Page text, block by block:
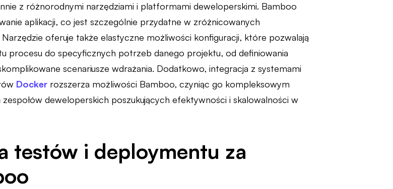
z różnorodnymi narzędziami i platformami deweloperskimi. Bamboo
aplikacji, co jest szczególnie przydatne w zróżnicowanych
oferuje także elastyczne możliwości konfiguracji, które pozwalają
procesu do specyficznych potrzeb danego projektu, od definiowania
scenariusze wdrażania. Dodatkowo, integracja z systemami
Docker rozszerza możliwości Bamboo, czyniąc go kompleksowym
deweloperskich poszukujących efektywności i skalowalności w
testów i deploymentu za